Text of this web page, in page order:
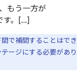
もう一方が
す。[…]
で補間することはでき
ージにする必要があり